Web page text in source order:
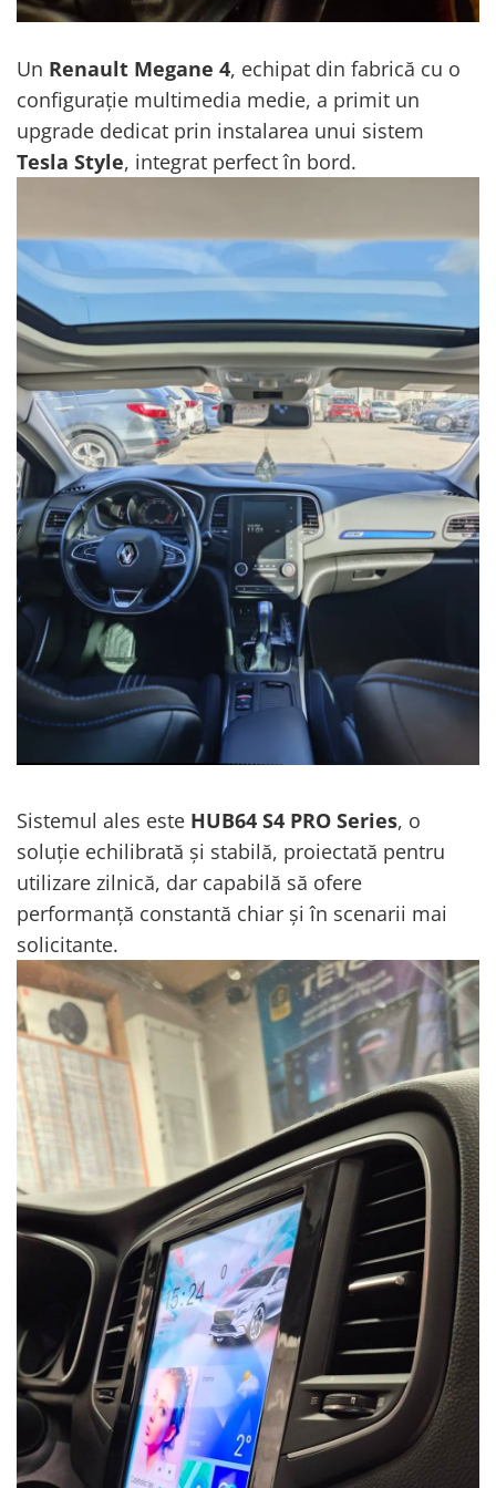
Conectică Ssangyong
Conectică Hummer
Un Renault Megane 4, echipat din fabrică cu o
configurație multimedia medie, a primit un
upgrade dedicat prin instalarea unui sistem
Tesla Style, integrat perfect în bord.
Sistemul ales este HUB64 S4 PRO Series, o
soluție echilibrată și stabilă, proiectată pentru
utilizare zilnică, dar capabilă să ofere
performanță constantă chiar și în scenarii mai
solicitante.